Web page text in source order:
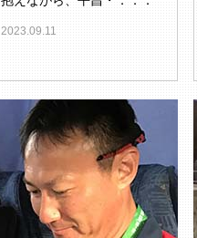
2023.09.11